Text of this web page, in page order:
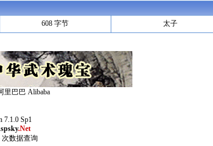
608 字节 太子
里巴巴 Alibaba
7.1.0 Sp1
.Net
次数据查询